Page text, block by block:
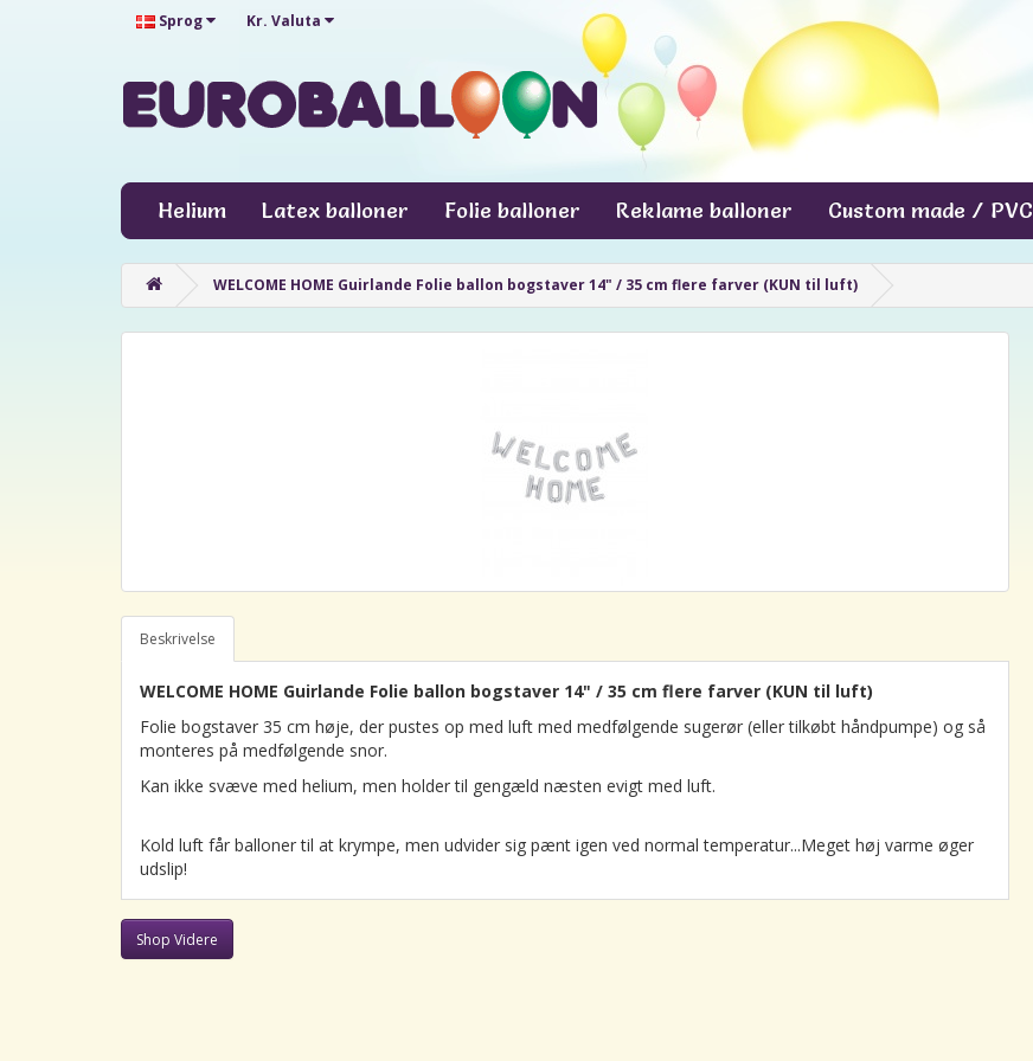
Sprog Kr. Valuta
Helium Latex balloner Folie balloner Reklame balloner Custom made / PVC
WELCOME HOME Guirlande Folie ballon bogstaver 14" / 35 cm flere farver (KUN til luft)
Beskrivelse
WELCOME HOME Guirlande Folie ballon bogstaver 14" / 35 cm flere farver (KUN til luft)
Folie bogstaver 35 cm høje, der pustes op med luft med medfølgende sugerør (eller tilkøbt håndpumpe) og så
monteres på medfølgende snor.
Kan ikke svæve med helium, men holder til gengæld næsten evigt med luft.
Kold luft får balloner til at krympe, men udvider sig pænt igen ved normal temperatur...Meget høj varme øger
udslip!
Shop Videre